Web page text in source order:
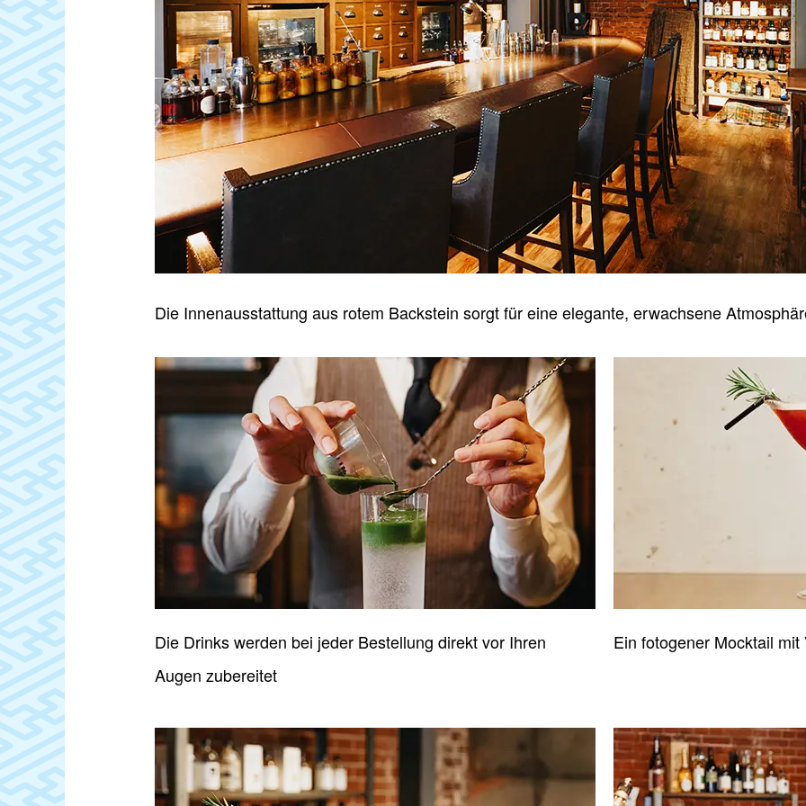
Die Innenausstattung aus rotem Backstein sorgt für eine elegante, erwachsene
Die Drinks werden bei jeder Bestellung direkt vor Ihren
Augen zubereitet
Ein fotogener Mocktail mit